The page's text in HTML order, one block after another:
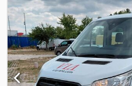
PROIZVODNJE 2017 – PREĐENO
DUŽINA 3280 mm – ŠIRINA 2020
mm – NOSIVOST 1650 kg – ABS
PODIZAČI STAKALA – SUNČANI
ZA VIŠE INFORMACIJA
Dcedezr Rc Dspfx Aprek